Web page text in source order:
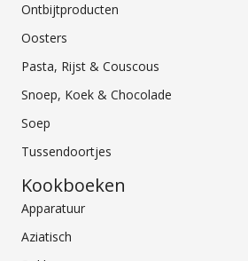
Ontbijtproducten
Oosters
Pasta, Rijst & Couscous
Snoep, Koek & Chocolade
Soep
Tussendoortjes
Kookboeken
Apparatuur
Aziatisch